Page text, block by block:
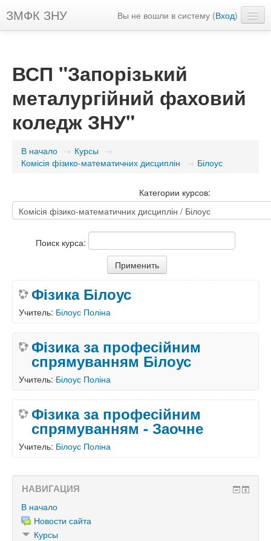
ЗМФК ЗНУ Вы не вошли в систему (Вход)
ВСП "Запорізький
металургійний фаховий
коледж ЗНУ"
В начало → Курсы →
Комісія фізико-математичних дисциплін → Білоус
Категории курсов:
Поиск курса:
Фізика Білоус
Учитель: Білоус Поліна
Фізика за професійним
спрямуванням Білоус
Учитель: Білоус Поліна
Фізика за професійним
спрямуванням - Заочне
Учитель: Білоус Поліна
НАВИГАЦИЯ
В начало
Новости сайта
Курсы